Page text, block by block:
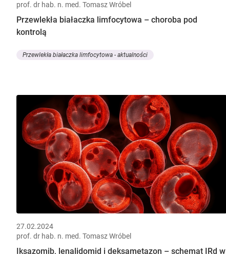
prof. dr hab. n. med. Tomasz Wróbel
Przewlekła białaczka limfocytowa – choroba pod
kontrolą
Przewlekła białaczka limfocytowa - aktualności
27.02.2024
prof. dr hab. n. med. Tomasz Wróbel
Iksazomib, lenalidomid i deksametazon – schemat IRd w